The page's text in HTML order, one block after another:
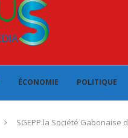
ÉCONOMIE POLITIQUE
SGEPP:la Société Gabonaise